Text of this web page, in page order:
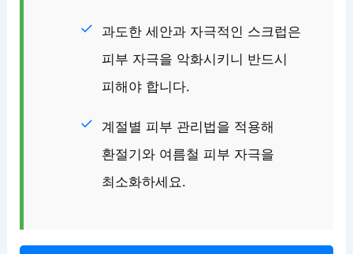
과도한 세안과 자극적인 스크럽은
피부 자극을 악화시키니 반드시
피해야 합니다.
계절별 피부 관리법을 적용해
환절기와 여름철 피부 자극을
최소화하세요.